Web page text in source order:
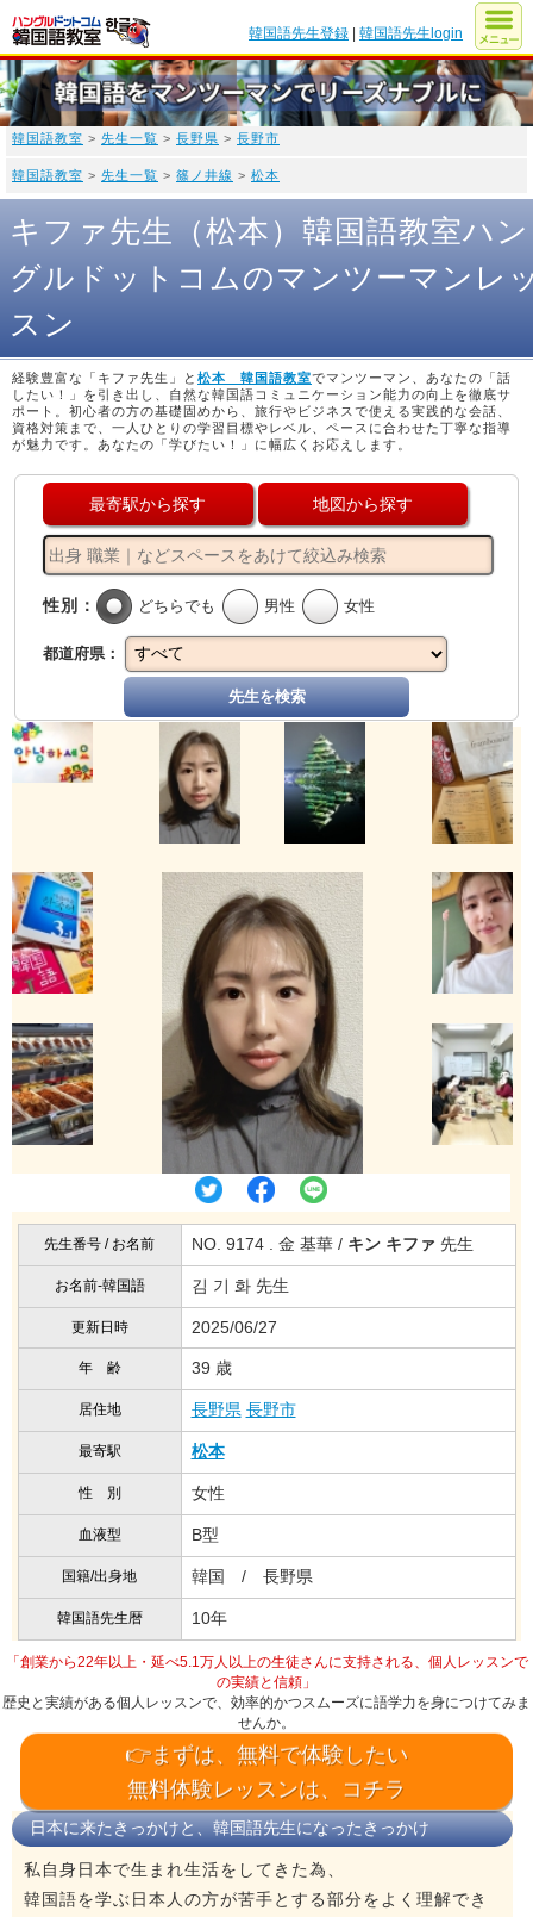
韓国語先生登録 |韓国語先生login
韓国語教室 > 先生一覧 > 長野県 > 長野市
韓国語教室 > 先生一覧 > 篠ノ井線 > 松本
キファ先生（松本）韓国語教室ハン
グルドットコムのマンツーマンレ
スン
経験豊富な「キファ先生」と 松本 韓国語教室でマンツーマン、あなたの「話
したい！」を引き出し、自然な韓国語コミュニケーション能力の向上を徹底サ
ポート。初心者の方の基礎固めから、旅行やビジネスで使える実践的な会話、
資格対策まで、一人ひとりの学習目標やレベル、ペースに合わせた丁寧な指導
が魅力です。あなたの「学びたい！」に幅広くお応えします。
最寄駅から探す 地図から探す
性別： どちらでも 男性 女性
都道府県：
先生を検索
先生番号 / お名前 NO. 9174 . 金 基華 / キン キファ 先生
お名前-韓国語 김 기 화 先生
更新日時 2025/06/27
年 齢 39 歳
居住地 長野県 長野市
最寄駅 松本
性 別 女性
血液型 B型
国籍/出身地 韓国 / 長野県
韓国語先生暦 10年
「創業から22年以上・延べ5.1万人以上の生徒さんに支持される、個人レッスンで
の実績と信頼」
歴史と実績がある個人レッスンで、効率的かつスムーズに語学力を身につけてみま
せんか。
👉まずは、無料で体験したい
無料体験レッスンは、コチラ
日本に来たきっかけと、韓国語先生になったきっかけ
私自身日本で生まれ生活をしてきた為、
韓国語を学ぶ日本人の方が苦手とする部分をよく理解でき